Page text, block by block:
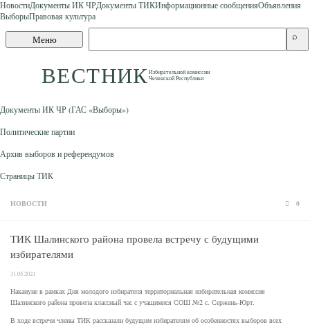
Skip to content
НовостиДокументы ИК ЧРДокументы ТИКИнформационные сообщенияОбъявления
ВыборыПравовая культура
Меню
ВЕСТНИКИзбирательной комиссии
Чеченской Республики
сайту
⌕
Документы ИК ЧР (ГАС «Выборы»)
Политические партии
Архив выборов и референдумов
Страницы ТИК
НОВОСТИ 0
ТИК Шалинского района провела встречу с будущими
избирателями
31.05.2021
Накануне в рамках Дня молодого избирателя территориальная избирательная комиссия
Шалинского района провела классный час с учащимися СОШ №2 с. Сержень-Юрт.
В ходе встречи члены ТИК рассказали будущим избирателям об особенностях выборов всех